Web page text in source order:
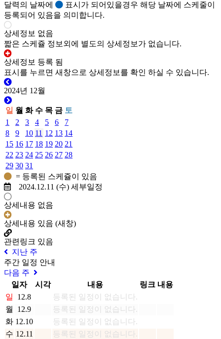
달력의 날짜에
표시가 되어있을경우 해당 날짜에 스케줄이
등록되어 있음을 의미합니다.
상세정보 없음
짧은 스케쥴 정보외에 별도의 상세정보가 없습니다.
상세정보 등록 됨
표시를 누르면 새창으로 상세정보를 확인 하실 수 있습니다.
2024년 12월
일 월 화 수 목 금 토
1
2 3 4 5 6
7
8
9 10 11 12 13 14
15 16 17 18 19 20 21
22 23 24 25 26 27 28
29 30 31
= 등록된 스케쥴이 있음
2024.12.11 (수) 세부일정
상세내용 없음
상세내용 있음 (새창)
관련링크 있음
지난 주
주간 일정 안내
다음 주
일자
시각 내용 링크 내용
일
12.8
등록된 일정이 없습니다.
월
12.9
등록된 일정이 없습니다.
화 12.10
등록된 일정이 없습니다.
수 12.11
등록된 일정이 없습니다.